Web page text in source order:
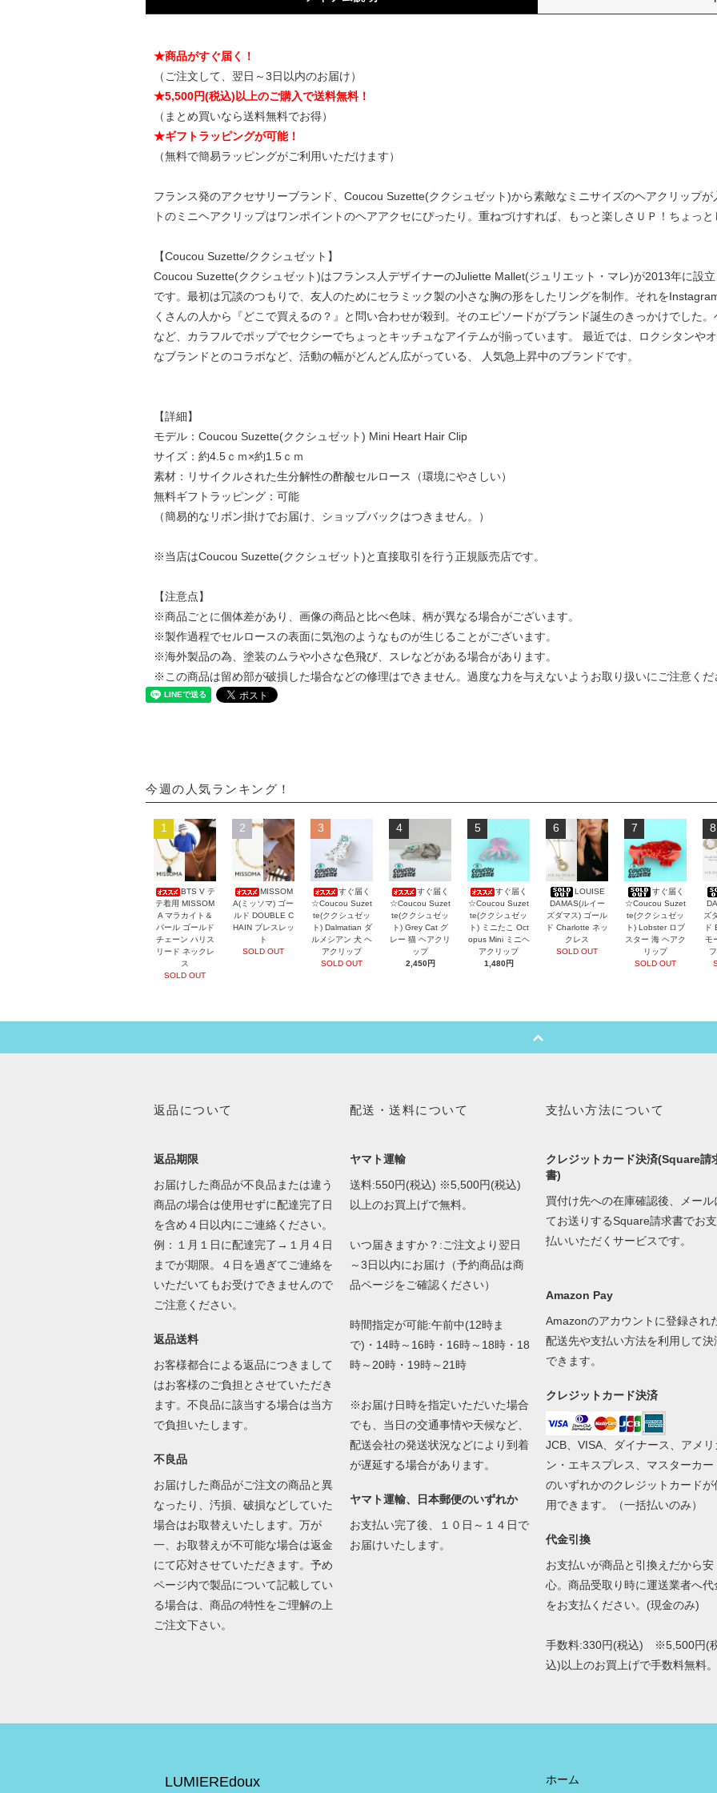
★商品がすぐ届く！
（ご注文して、翌日～3日以内のお届け）
★5,500円(税込)以上のご購入で送料無料！
（まとめ買いなら送料無料でお得）
★ギフトラッピングが可能！
（無料で簡易ラッピングがご利用いただけます）
フランス発のアクセサリーブランド、Coucou Suzette(ククシュゼット)から素敵なミニサイズのヘアクリップ
トのミニヘアクリップはワンポイントのヘアアクセにぴったり。重ねづけすれば、もっと楽しさＵＰ！ちょっ
【Coucou Suzette/ククシュゼット】
Coucou Suzette(ククシュゼット)はフランス人デザイナーのJuliette Mallet(ジュリエット・マレ)が2013年に設
です。最初は冗談のつもりで、友人のためにセラミック製の小さな胸の形をしたリングを制作。それを
くさんの人から『どこで買えるの？』と問い合わせが殺到。そのエピソードがブランド誕生のきっかけでした
など、カラフルでポップでセクシーでちょっとキッチュなアイテムが揃っています。 最近では、ロクシタンや
なブランドとのコラボなど、活動の幅がどんどん広がっている、 人気急上昇中のブランドです。
【詳細】
モデル：Coucou Suzette(ククシュゼット) Mini Heart Hair Clip
サイズ：約4.5ｃｍ×約1.5ｃｍ
素材：リサイクルされた生分解性の酢酸セルロース（環境にやさしい）
無料ギフトラッピング：可能
（簡易的なリボン掛けでお届け、ショップバックはつきません。）
※当店はCoucou Suzette(ククシュゼット)と直接取引を行う正規販売店です。
【注意点】
※商品ごとに個体差があり、画像の商品と比べ色味、柄が異なる場合がございます。
※製作過程でセルロースの表面に気泡のようなものが生じることがございます。
※海外製品の為、塗装のムラや小さな色飛び、スレなどがある場合があります。
※この商品は留め部が破損した場合などの修理はできません。過度な力を与えないようお取り扱いにご注意くだ
今週の人気ランキング！
1
BTS V テ
テ着用 MISSOM
A マラカイト＆
パール ゴールド
チェーン ハリス
リード ネックレ
ス
SOLD OUT
2
MISSOM
A(ミッソマ) ゴー
ルド DOUBLE C
HAIN ブレスレッ
ト
SOLD OUT
3
すぐ届く
☆Coucou Suzet
te(ククシュゼッ
ト) Dalmatian ダ
ルメシアン 犬 ヘ
アクリップ
SOLD OUT
4
すぐ届く
☆Coucou Suzet
te(ククシュゼッ
ト) Grey Cat グ
レー 猫 ヘアクリ
ップ
2,450円
5
すぐ届く
☆Coucou Suzet
te(ククシュゼッ
ト) ミニたこ Oct
opus Mini ミニヘ
アクリップ
1,480円
6
LOUISE
DAMAS(ルイー
ズダマス) ゴール
ド Charlotte ネッ
クレス
SOLD OUT
7
すぐ届く
☆Coucou Suzet
te(ククシュゼッ
ト) Lobster ロブ
スター 海 ヘアク
リップ
SOLD OUT
8
ズ
ド
モ
返品について
返品期限
お届けした商品が不良品または違う
商品の場合は使用せずに配達完了日
を含め４日以内にご連絡ください。
例：１月１日に配達完了→１月４日
までが期限。４日を過ぎてご連絡を
いただいてもお受けできませんので
ご注意ください。
返品送料
お客様都合による返品につきまして
はお客様のご負担とさせていただき
ます。不良品に該当する場合は当方
で負担いたします。
不良品
お届けした商品がご注文の商品と異
なったり、汚損、破損などしていた
場合はお取替えいたします。万が
一、お取替えが不可能な場合は返金
にて応対させていただきます。予め
ページ内で製品について記載してい
る場合は、商品の特性をご理解の上
ご注文下さい。
配送・送料について
ヤマト運輸
送料:550円(税込) ※5,500円(税込)
以上のお買上げで無料。
いつ届きますか？:ご注文より翌日
～3日以内にお届け（予約商品は商
品ページをご確認ください）
時間指定が可能:午前中(12時ま
で)・14時～16時・16時～18時・18
時～20時・19時～21時
※お届け日時を指定いただいた場合
でも、当日の交通事情や天候など、
配送会社の発送状況などにより到着
が遅延する場合があります。
ヤマト運輸、日本郵便のいずれか
お支払い完了後、１０日～１４日で
お届けいたします。
支払い方法について
クレジットカード決済(Square請
書)
買付け先への在庫確認後、メール
てお送りするSquare請求書でお支
払いいただくサービスです。
Amazon Pay
Amazonのアカウントに登録され
配送先や支払い方法を利用して決
できます。
クレジットカード決済
JCB、VISA、ダイナース、アメリ
ン・エキスプレス、マスターカー
のいずれかのクレジットカードが
用できます。（一括払いのみ）
代金引換
お支払いが商品と引換えだから安
心。商品受取り時に運送業者へ代
をお支払ください。(現金のみ)
手数料:330円(税込) ※5,500円(
込)以上のお買上げで手数料無料
LUMIEREdoux ホーム